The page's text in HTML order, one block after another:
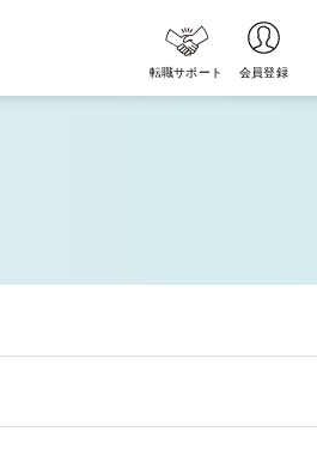
転職サポート 会員登録